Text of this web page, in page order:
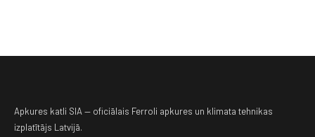
Apkures katli SIA — oficiālais Ferroli apkures un klimata tehnikas
izplatītājs Latvijā.